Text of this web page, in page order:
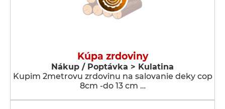
Kúpa zrdoviny
Nákup / Poptávka > Kulatina
Kupim 2metrovu zrdovinu na salovanie deky cop
8cm -do 13 cm …